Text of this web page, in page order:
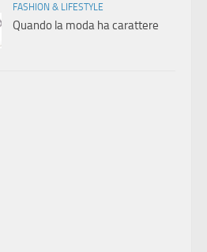
FASHION & LIFESTYLE
Quando la moda ha carattere